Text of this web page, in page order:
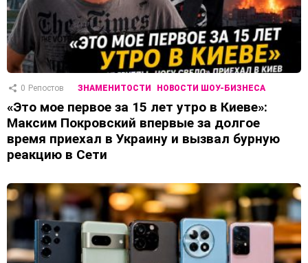
0 Репостов ЗНАМЕНИТОСТИ НОВОСТИ ШОУ-БИЗНЕСА
«Это мое первое за 15 лет утро в Киеве»:
Максим Покровский впервые за долгое
время приехал в Украину и вызвал бурную
реакцию в Сети